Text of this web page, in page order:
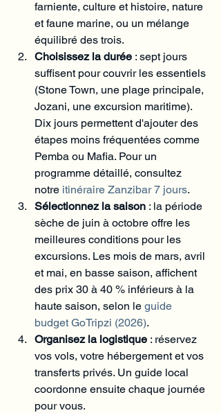
farniente, culture et histoire, nature
et faune marine, ou un mélange
équilibré des trois.
Choisissez la durée : sept jours
suffisent pour couvrir les essentiels
(Stone Town, une plage principale,
Jozani, une excursion maritime).
Dix jours permettent d'ajouter des
étapes moins fréquentées comme
Pemba ou Mafia. Pour un
programme détaillé, consultez
notre itinéraire Zanzibar 7 jours.
Sélectionnez la saison : la période
sèche de juin à octobre offre les
meilleures conditions pour les
excursions. Les mois de mars, avril
et mai, en basse saison, affichent
des prix 30 à 40 % inférieurs à la
haute saison, selon le guide
budget GoTripzi (2026).
Organisez la logistique : réservez
vos vols, votre hébergement et vos
transferts privés. Un guide local
coordonne ensuite chaque journée
pour vous.